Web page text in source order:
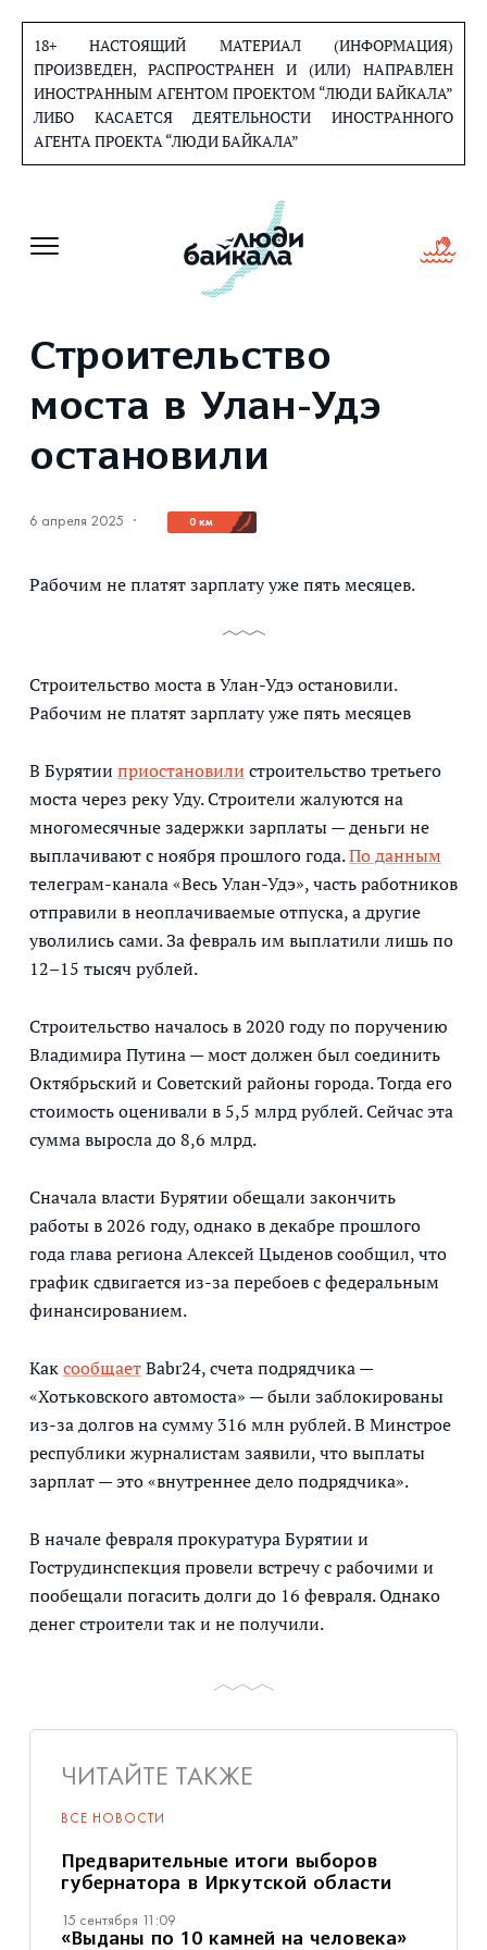
содержанию
18+ НАСТОЯЩИЙ МАТЕРИАЛ (ИНФОРМАЦИЯ)
ПРОИЗВЕДЕН, РАСПРОСТРАНЕН И (ИЛИ) НАПРАВЛЕН
ИНОСТРАННЫМ АГЕНТОМ ПРОЕКТОМ “ЛЮДИ БАЙКАЛА”
ЛИБО КАСАЕТСЯ ДЕЯТЕЛЬНОСТИ ИНОСТРАННОГО
АГЕНТА ПРОЕКТА “ЛЮДИ БАЙКАЛА”
Строительство
моста в Улан-Удэ
остановили
6 апреля 2025 · 0 км
Рабочим не платят зарплату уже пять месяцев.
Строительство моста в Улан-Удэ остановили.
Рабочим не платят зарплату уже пять месяцев
В Бурятии приостановили строительство третьего
моста через реку Уду. Строители жалуются на
многомесячные задержки зарплаты — деньги не
выплачивают с ноября прошлого года.По данным
телеграм-канала «Весь Улан-Удэ», часть работников
отправили в неоплачиваемые отпуска, а другие
уволились сами. За февраль им выплатили лишь по
12–15 тысяч рублей.
Строительство началось в 2020 году по поручению
Владимира Путина — мост должен был соединить
Октябрьский и Советский районы города. Тогда его
стоимость оценивали в 5,5 млрд рублей. Сейчас эта
сумма выросла до 8,6 млрд.
Сначала власти Бурятии обещали закончить
работы в 2026 году, однако в декабре прошлого
года глава региона Алексей Цыденов сообщил, что
график сдвигается из-за перебоев с федеральным
финансированием.
КаксообщаетBabr24, счета подрядчика —
«Хотьковского автомоста» — были заблокированы
из-за долгов на сумму 316 млн рублей. В Минстрое
республики журналистам заявили, что выплаты
зарплат — это «внутреннее дело подрядчика».
В начале февраля прокуратура Бурятии и
Гострудинспекция провели встречу с рабочими и
пообещали погасить долги до 16 февраля. Однако
денег строители так и не получили.
ЧИТАЙТЕ ТАКЖЕ
ВСЕ НОВОСТИ
Предварительные итоги выборов
губернатора в Иркутской области
15 сентября 11:09
«Выданы по 10 камней на человека»